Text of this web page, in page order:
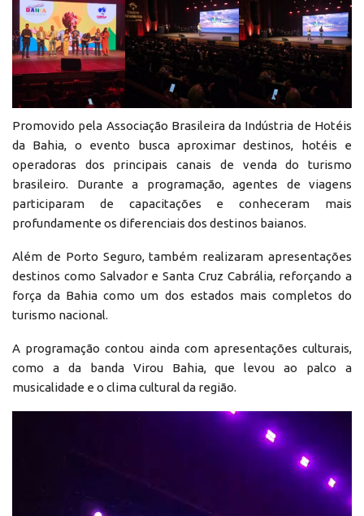
Promovido pela Associação Brasileira da Indústria de Hotéis
da Bahia, o evento busca aproximar destinos, hotéis e
operadoras dos principais canais de venda do turismo
brasileiro. Durante a programação, agentes de viagens
participaram de capacitações e conheceram mais
profundamente os diferenciais dos destinos baianos.
Além de Porto Seguro, também realizaram apresentações
destinos como Salvador e Santa Cruz Cabrália, reforçando a
força da Bahia como um dos estados mais completos do
turismo nacional.
A programação contou ainda com apresentações culturais,
como a da banda Virou Bahia, que levou ao palco a
musicalidade e o clima cultural da região.